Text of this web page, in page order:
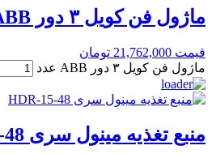
ماژول فن کویل ۳ دور ABB
قیمت 21,762,000 تومان
ماژول فن کویل ۳ دور ABB عدد
منبع تغذیه مینول سری HDR-15-48